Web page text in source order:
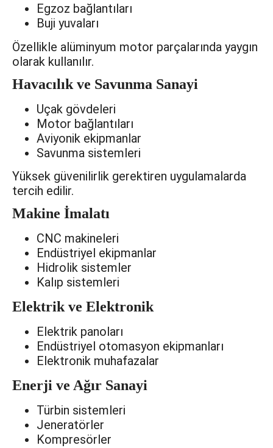
Egzoz bağlantıları
Buji yuvaları
Özellikle alüminyum motor parçalarında yaygın
olarak kullanılır.
Havacılık ve Savunma Sanayi
Uçak gövdeleri
Motor bağlantıları
Aviyonik ekipmanlar
Savunma sistemleri
Yüksek güvenilirlik gerektiren uygulamalarda
tercih edilir.
Makine İmalatı
CNC makineleri
Endüstriyel ekipmanlar
Hidrolik sistemler
Kalıp sistemleri
Elektrik ve Elektronik
Elektrik panoları
Endüstriyel otomasyon ekipmanları
Elektronik muhafazalar
Enerji ve Ağır Sanayi
Türbin sistemleri
Jeneratörler
Kompresörler